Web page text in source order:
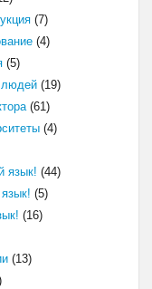
(7)
(4)
(5)
(19)
(61)
(4)
язык! (44)
(5)
(16)
(13)